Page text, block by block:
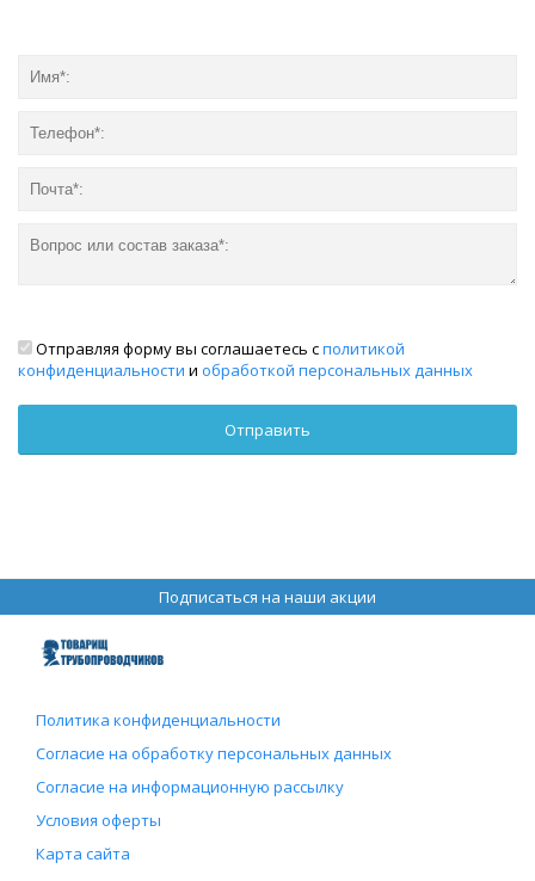
Отправляя форму вы соглашаетесь сполитикой
конфиденциальности и обработкой персональных данных
Подписаться на наши акции
Политика конфиденциальности
Согласие на обработку персональных данных
Согласие на информационную рассылку
Условия оферты
Карта сайта